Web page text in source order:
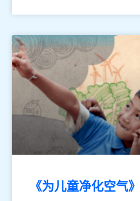
《为儿童净化空气